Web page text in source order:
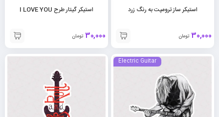
استیکر ساز ترومپت به رنگ زرد
30,000 تومان
استیکر گیتار طرح I LOVE YOU
30,000 تومان
Electric Guitar